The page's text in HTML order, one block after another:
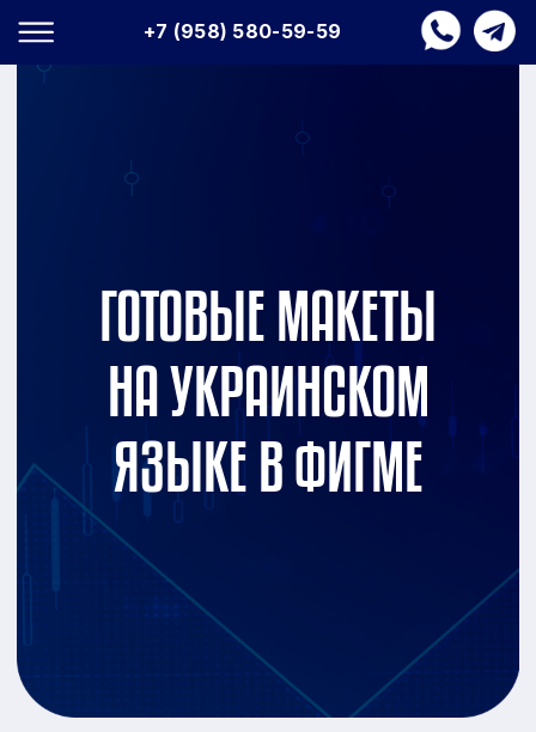
+7 (958) 580-59-59
ГОТОВЫЕ МАКЕТЫ
НА УКРАИНСКОМ
ЯЗЫКЕ В ФИГМЕ